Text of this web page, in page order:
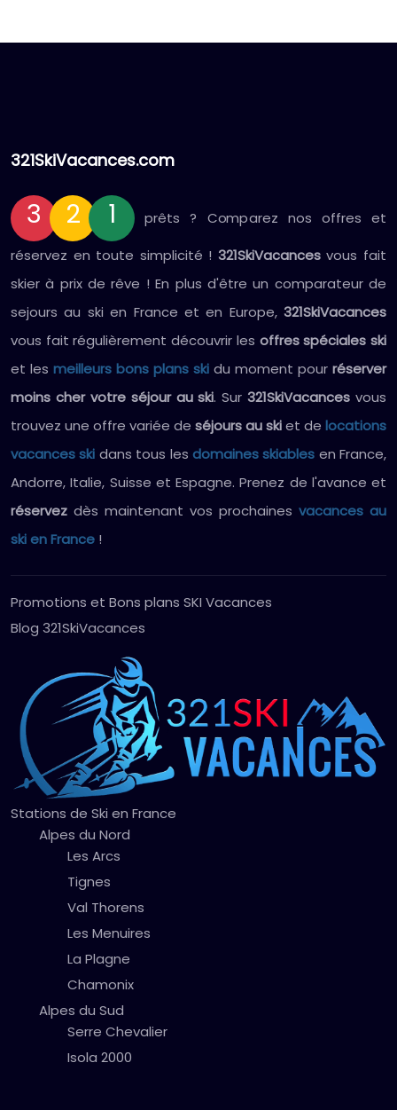
321SkiVacances.com
3 2 1
prêts ? Comparez nos offres et
réservez en toute simplicité ! 321SkiVacancesvous fait
skier à prix de rêve ! En plus d'être un comparateur de
sejours au ski en France et en Europe, 321SkiVacances
vous fait régulièrement découvrir les offres spéciales ski
et les meilleurs bons plans ski du moment pour réserver
moins cher votre séjour au ski. Sur321SkiVacances vous
trouvez une offre variée de séjours au skiet de locations
vacances ski dans tous les domaines skiables en France,
Andorre, Italie, Suisse et Espagne. Prenez de l'avance et
réservez dès maintenant vos prochaines vacances au
ski en France !
Promotions et Bons plans SKI Vacances
Blog 321SkiVacances
Stations de Ski en France
Alpes du Nord
Les Arcs
Tignes
Val Thorens
Les Menuires
La Plagne
Chamonix
Alpes du Sud
Serre Chevalier
Isola 2000